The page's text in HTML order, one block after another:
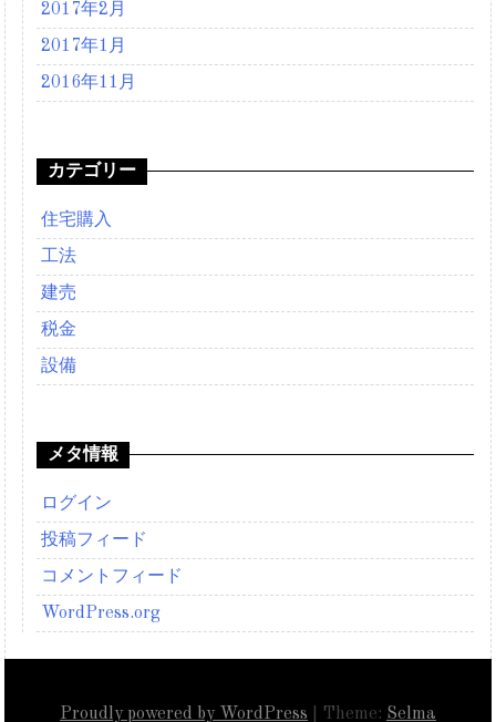
2017年2月
2017年1月
2016年11月
カテゴリー
住宅購入
工法
建売
税金
設備
メタ情報
ログイン
投稿フィード
コメントフィード
WordPress.org
Proudly powered by WordPress Theme: Selma